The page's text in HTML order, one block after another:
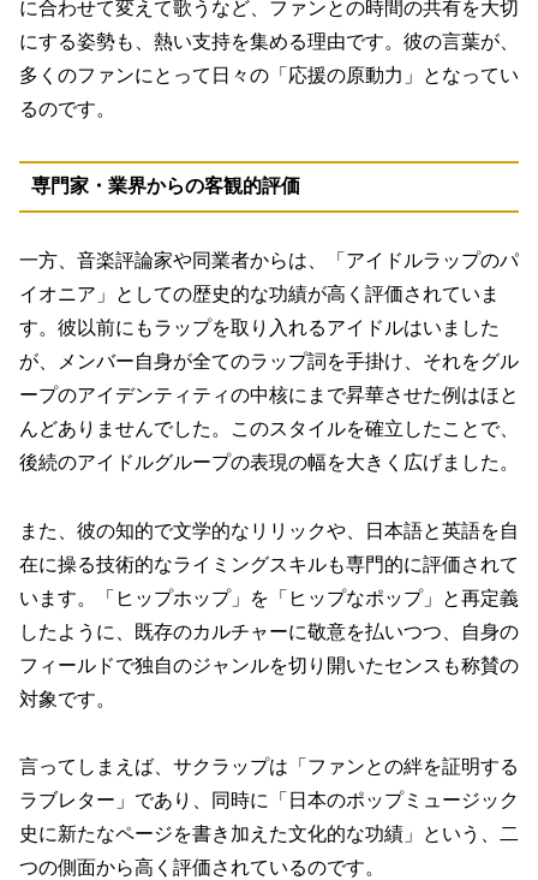
に合わせて変えて歌うなど、ファンとの時間の共有を大切
にする姿勢も、熱い支持を集める理由です。彼の言葉が、
多くのファンにとって日々の「応援の原動力」となってい
るのです。
専門家・業界からの客観的評価
一方、音楽評論家や同業者からは、
「アイドルラップのパ
イオニア」
としての歴史的な功績が高く評価されていま
す。彼以前にもラップを取り入れるアイドルはいました
が、メンバー自身が全てのラップ詞を手掛け、それをグル
ープのアイデンティティの中核にまで昇華させた例はほと
んどありませんでした。このスタイルを確立したことで、
後続のアイドルグループの表現の幅を大きく広げました。
また、彼の知的で文学的なリリックや、日本語と英語を自
在に操る技術的なライミングスキルも専門的に評価されて
います。「ヒップホップ」を「ヒップなポップ」と再定義
したように、既存のカルチャーに敬意を払いつつ、自身の
フィールドで独自のジャンルを切り開いたセンスも称賛の
対象です。
言ってしまえば、サクラップは「ファンとの絆を証明する
ラブレター」であり、同時に「日本のポップミュージック
史に新たなページを書き加えた文化的な功績」という、二
つの側面から高く評価されているのです。